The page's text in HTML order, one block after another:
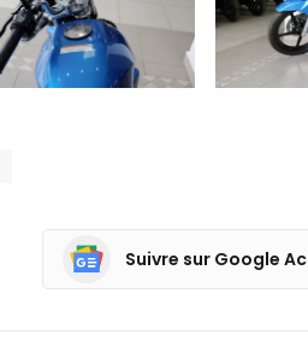
Suivre sur Google